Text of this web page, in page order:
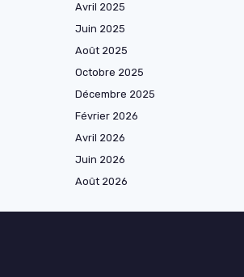
Avril 2025
Juin 2025
Août 2025
Octobre 2025
Décembre 2025
Février 2026
Avril 2026
Juin 2026
Août 2026